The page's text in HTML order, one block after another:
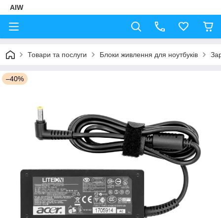
AIW
Товари та послуги Блоки живлення для ноутбуків
–40%